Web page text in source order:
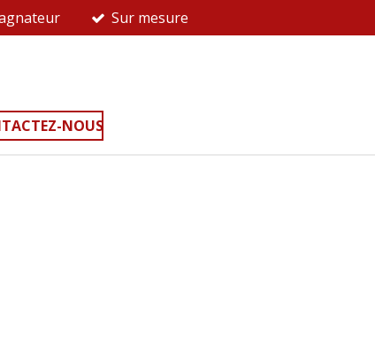
Sur mesure
NOUS